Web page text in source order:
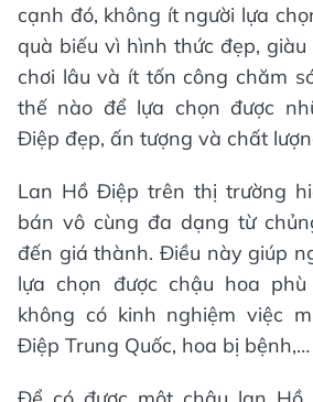
cạnh đó, không ít người lựa
quà biếu vì hình thức đẹp,
chơi lâu và ít tốn công chăm
thế nào để lựa chọn được
Điệp đẹp, ấn tượng và chất
Lan Hồ Điệp trên thị trường
bán vô cùng đa dạng từ
đến giá thành. Điều này giúp
lựa chọn được chậu hoa
không có kinh nghiệm việc
Điệp Trung Quốc, hoa bị